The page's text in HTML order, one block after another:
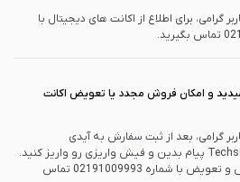
گرامی، برای اطلاع از اکانت های دیجیتال با
و امکان فروش مجدد یا تعویض اکانت
گرامی، بعد از ثبت سفارش به آیدی
@TechsiroAdminGame پیام بدین و فیش واریزی رو واریز کنید.
و برای امکان فروش و تعویض با شماره 02191009993 تماس